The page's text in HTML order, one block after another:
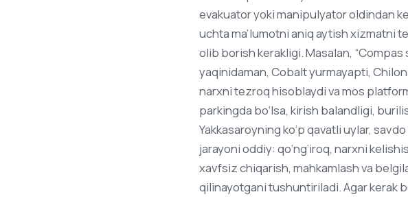
evakuator yoki manipulyator oldindan
uchta ma’lumotni aniq aytish xizmatni
olib borish kerakligi. Masalan,
yaqinidaman, Cobalt yurmayapti,
narxni tezroq hisoblaydi va mos
parkingda bo‘lsa, kirish balandligi,
Yakkasaroyning ko‘p qavatli uylar,
jarayoni oddiy: qo‘ng‘iroq, narxni
xavfsiz chiqarish, mahkamlash va
qilinayotgani tushuntiriladi. Agar kerak